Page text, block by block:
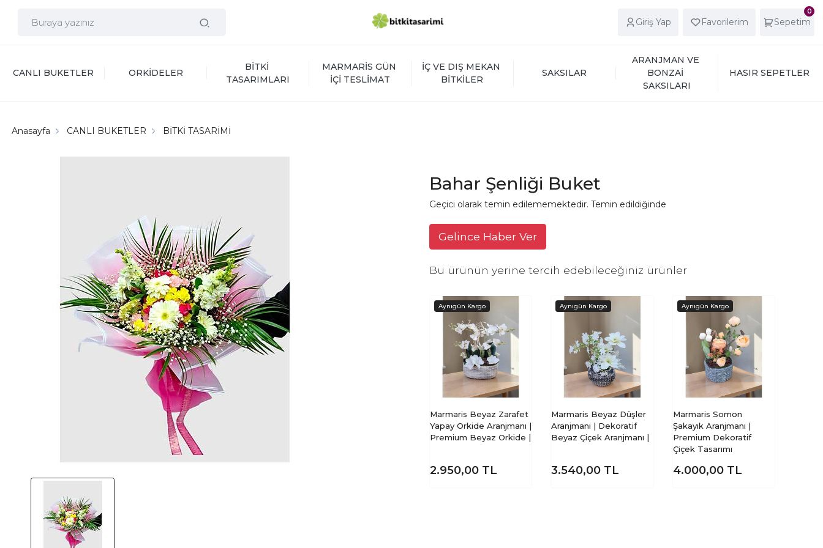
Giriş Yap Favorilerim
0
Sepetim
CANLI BUKETLER ORKİDELER
BİTKİ
TASARIMLARI
MARMARİS GÜN
İÇİ TESLİMAT
İÇ VE DIŞ MEKAN
BİTKİLER
SAKSILAR
ARANJMAN VE
BONZAİ
SAKSILARI
HASIR SEPETLER
Anasayfa CANLI BUKETLER BİTKİ TASARİMİ
Bahar Şenliği Buket
Geçici olarak temin edilememektedir. Temin edildiğinde
Gelince Haber Ver
Bu ürünün yerine tercih edebileceğiniz ürünler
Marmaris Beyaz Zarafet
Yapay Orkide Aranjmanı |
Premium Beyaz Orkide |
2.950,00 TL
Marmaris Beyaz Düşler
Aranjmanı | Dekoratif
Beyaz Çiçek Aranjmanı |
3.540,00 TL
Marmaris Somon
Şakayık Aranjmanı |
Premium Dekoratif
Çiçek Tasarımı
4.000,00 TL